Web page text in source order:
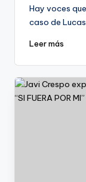
Hay voces
caso de
Leer más